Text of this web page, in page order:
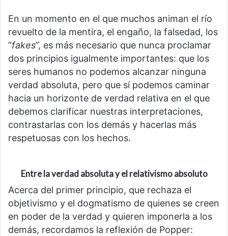
En un momento en el que muchos animan el río
revuelto de la mentira, el engaño, la falsedad, los
“fakes”, es más necesario que nunca proclamar
dos principios igualmente importantes: que los
seres humanos no podemos alcanzar ninguna
verdad absoluta, pero que sí podemos caminar
hacia un horizonte de verdad relativa en el que
debemos clarificar nuestras interpretaciones,
contrastarlas con los demás y hacerlas más
respetuosas con los hechos.
Entre la verdad absoluta y el relativismo absoluto
Acerca del primer principio, que rechaza el
objetivismo y el dogmatismo de quienes se creen
en poder de la verdad y quieren imponerla a los
demás, recordamos la reflexión de Popper: